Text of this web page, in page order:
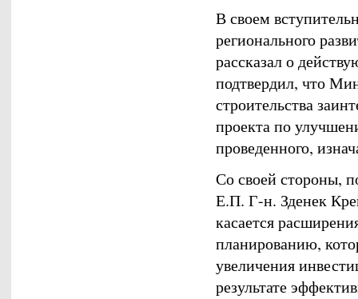
В своем
регионального
рассказал о
подтвердил, что
строительства
проекта по
проведенного,
Со своей стороны,
Е.П. Г-н. Зденек
касается
планированию,
увеличения
результате